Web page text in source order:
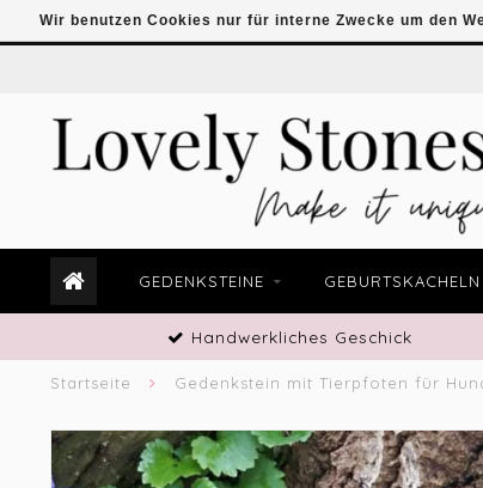
GEDENKSTEINE GEBURTSKACHELN
Handwerkliches Geschick
Startseite Gedenkstein mit Tierpfoten für
Wir benutzen Cookies nur für interne Zwecke um den